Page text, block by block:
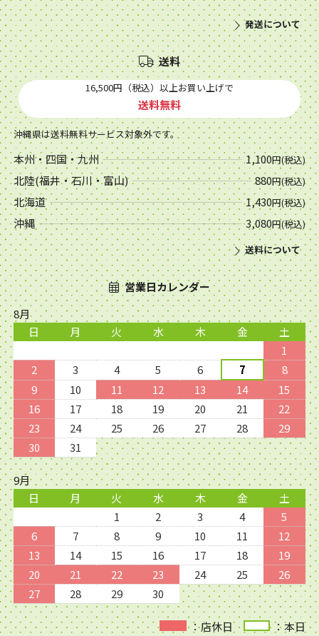
発送について
送料
16,500円（税込）以上お買い上げで
送料無料
沖縄県は送料無料サービス対象外です。
本州・四国・九州 1,100円(税込)
北陸(福井・石川・富山) 880円(税込)
北海道 1,430円(税込)
沖縄 3,080円(税込)
送料について
営業日カレンダー
8月
日
月 火 水 木 金
土
1
2
3 4 5 6 7
8
9
10 11 12 13 14
15
16
17 18 19 20 21
22
23
24 25 26 27 28
29
30
31
9月
日
月 火 水 木 金
土
1
2 3 4
5
6
7 8 9 10 11
12
13
14 15 16 17 18
19
20
21 22 23 24 25
26
27
28 29 30
：店休日 ：本日